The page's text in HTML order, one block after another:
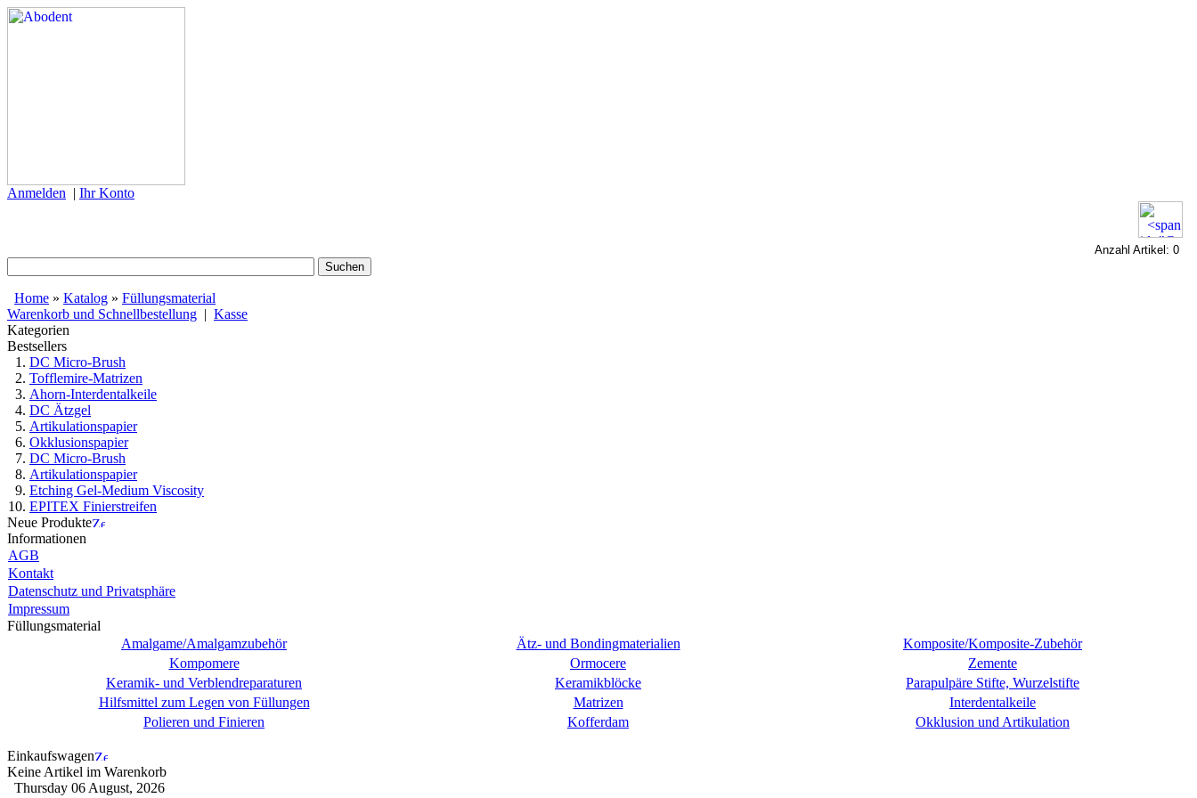
Anmelden | Ihr Konto
Anzahl Artikel: 0
Home » Katalog » Füllungsmaterial
Warenkorb und Schnellbestellung | Kasse
Kategorien
Bestsellers
DC Micro-Brush
Tofflemire-Matrizen
Ahorn-Interdentalkeile
DC Ätzgel
Artikulationspapier
Okklusionspapier
DC Micro-Brush
Artikulationspapier
Etching Gel-Medium Viscosity
EPITEX Finierstreifen
Neue Produkte
Informationen
AGB
Kontakt
Datenschutz und Privatsphäre
Impressum
Füllungsmaterial
Amalgame/Amalgamzubehör
Ätz- und Bondingmaterialien
Komposite/Komposite-Zubehör
Kompomere
Ormocere
Zemente
Keramik- und Verblendreparaturen
Keramikblöcke
Parapulpäre Stifte, Wurzelstifte
Hilfsmittel zum Legen von Füllungen
Matrizen
Interdentalkeile
Polieren und Finieren
Kofferdam Okklusion und Artikulation
Einkaufswagen
Keine Artikel im Warenkorb
Thursday 06 August, 2026